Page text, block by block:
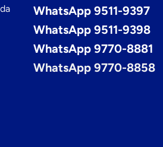
WhatsApp 9511-9397
WhatsApp 9511-9398
WhatsApp 9770-8881
WhatsApp 9770-8858